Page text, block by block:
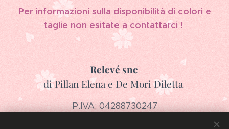
Per informazioni sulla disponibilità di colori e
taglie non esitate a contattarci !
Relevé snc
di Pillan Elena e De Mori Diletta
P.IVA: 04288730247
Via Guglielmo Marconi 17, 36043 Camisano Vicentino